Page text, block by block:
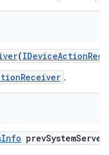
(IDeviceAction
.
Info prevSystemServer